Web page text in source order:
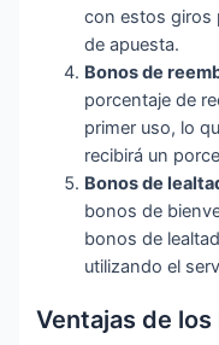
con estos giros
de apuesta.
Bonos de
porcentaje de
primer uso, lo
recibirá un
Bonos de
bonos de
bonos de
utilizando el
Ventajas de